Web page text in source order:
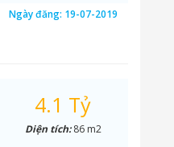
Ngày đăng: 19-07-2019
4.1 Tỷ
Diện tích:86 m2